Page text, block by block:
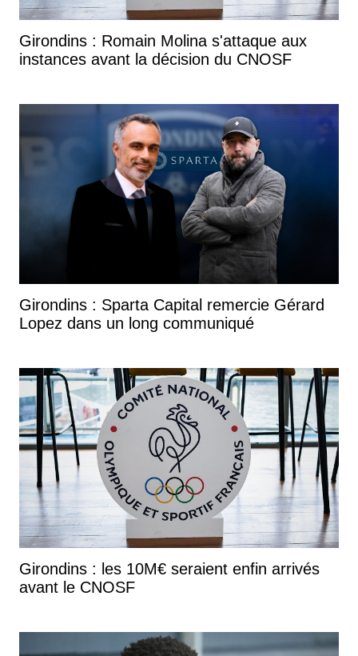
Girondins : Romain Molina s'attaque aux
instances avant la décision du CNOSF
Girondins : Sparta Capital remercie Gérard
Lopez dans un long communiqué
Girondins : les 10M€ seraient enfin arrivés
avant le CNOSF